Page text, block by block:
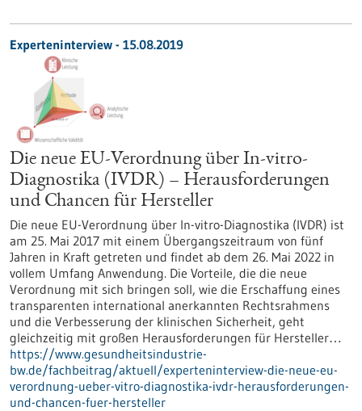
Experteninterview - 15.08.2019
Die neue EU-Verordnung über In-vitro-
Diagnostika (IVDR) – Herausforderungen
und Chancen für Hersteller
Die neue EU-Verordnung über In-vitro-Diagnostika (IVDR) ist
am 25. Mai 2017 mit einem Übergangszeitraum von fünf
Jahren in Kraft getreten und findet ab dem 26. Mai 2022 in
vollem Umfang Anwendung. Die Vorteile, die die neue
Verordnung mit sich bringen soll, wie die Erschaffung eines
transparenten international anerkannten Rechtsrahmens
und die Verbesserung der klinischen Sicherheit, geht
gleichzeitig mit großen Herausforderungen für Hersteller…
https://www.gesundheitsindustrie-
bw.de/fachbeitrag/aktuell/experteninterview-die-neue-eu-
verordnung-ueber-vitro-diagnostika-ivdr-herausforderungen-
und-chancen-fuer-hersteller